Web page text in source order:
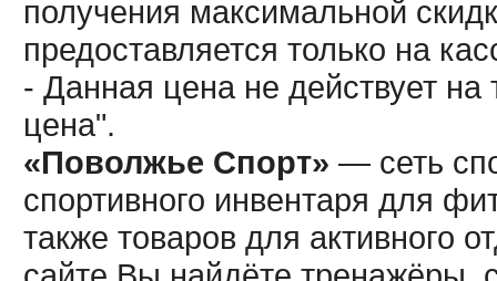
получения максимальной
предоставляется только на
- Данная цена не действует
цена".
«Поволжье Спорт» — сеть
спортивного инвентаря для
также товаров для активного